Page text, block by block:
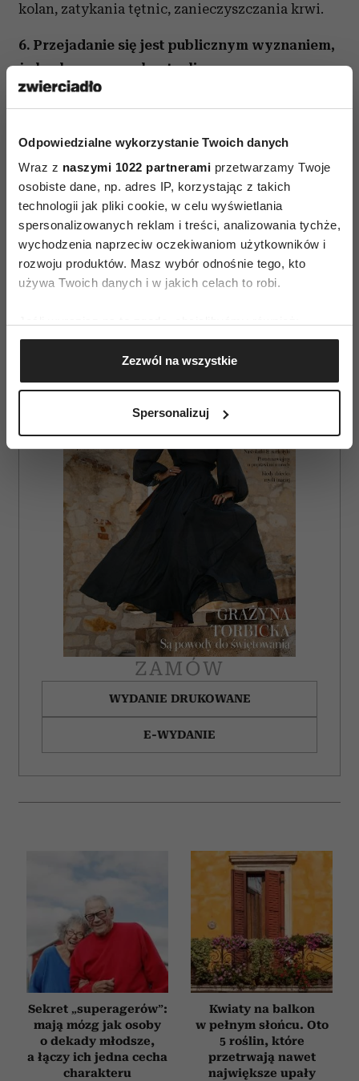
Odpowiedzialne wykorzystanie Twoich danych
Wraz z naszymi 1022 partnerami przetwarzamy Twoje
osobiste dane, np. adres IP, korzystając z takich
technologii jak pliki cookie, w celu wyświetlania
spersonalizowanych reklam i treści, analizowania tychże,
wychodzenia naprzeciw oczekiwaniom użytkowników i
rozwoju produktów. Masz wybór odnośnie tego, kto
używa Twoich danych i w jakich celach to robi.
Gromadzić dane dotyczące Twojej lokalizacji
geograficznej z dokładnością nawet do kilku metrów
Identyfikować Twoje urządzenie, aktywnie
(fingerprinting, czyli wirtualny odcisk palca)
dane są przetwarzane oraz ustaw własne preferencje w
sekcji szczegółów. W Deklaracji plików cookie możesz
zmienić lub wycofać swoją zgodę w dowolnej chwili.
Wykorzystujemy pliki cookie do spersonalizowania treści
i reklam, aby oferować funkcje społecznościowe i
analizować ruch w naszej witrynie. Informacje o tym, jak
korzystasz z naszej witryny, udostępniamy partnerom
społecznościowym, reklamowym i analitycznym.
Partnerzy mogą połączyć te informacje z innymi danymi
otrzymanymi od Ciebie lub uzyskanymi podczas
korzystania z ich usług.
Zezwól na wszystkie
Spersonalizuj
kolan, zatykania tętnic, zanieczyszczania krwi.
6. Przejadanie się jest publicznym wyznaniem,
że brak nam samokontroli
Tak, są przecież widoczne tego dowody.7.
Badania wskazują, że blisko 20 proc. przyczyn
przedwczesnych zgonów tonadmierna masa
ciała.
ZAMÓW
WYDANIE DRUKOWANE
E-WYDANIE
Sekret „superagerów”:
mają mózg jak osoby
o dekady młodsze,
a łączy ich jedna cecha
charakteru
Kwiaty na balkon
w pełnym słońcu. Oto
5 roślin, które
przetrwają nawet
największe upały